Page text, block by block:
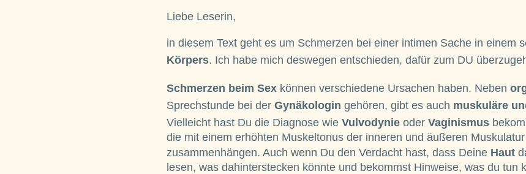
Liebe Leserin,
in diesem Text geht es um Schmerzen bei einer intimen Sache in einem
Körpers. Ich habe mich deswegen entschieden, dafür zum DU
Schmerzen beim Sex können verschiedene Ursachen haben. Neben
Sprechstunde bei der Gynäkologin gehören, gibt es auch muskuläre
Vielleicht hast Du die Diagnose wie Vulvodynie oder Vaginismus
die mit einem erhöhten Muskeltonus der inneren und äußeren
zusammenhängen. Auch wenn Du den Verdacht hast, dass Deine Haut
lesen, was dahinterstecken könnte und bekommst Hinweise, was du tun